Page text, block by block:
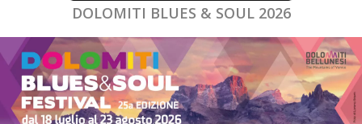
DOLOMITI BLUES & SOUL 2026